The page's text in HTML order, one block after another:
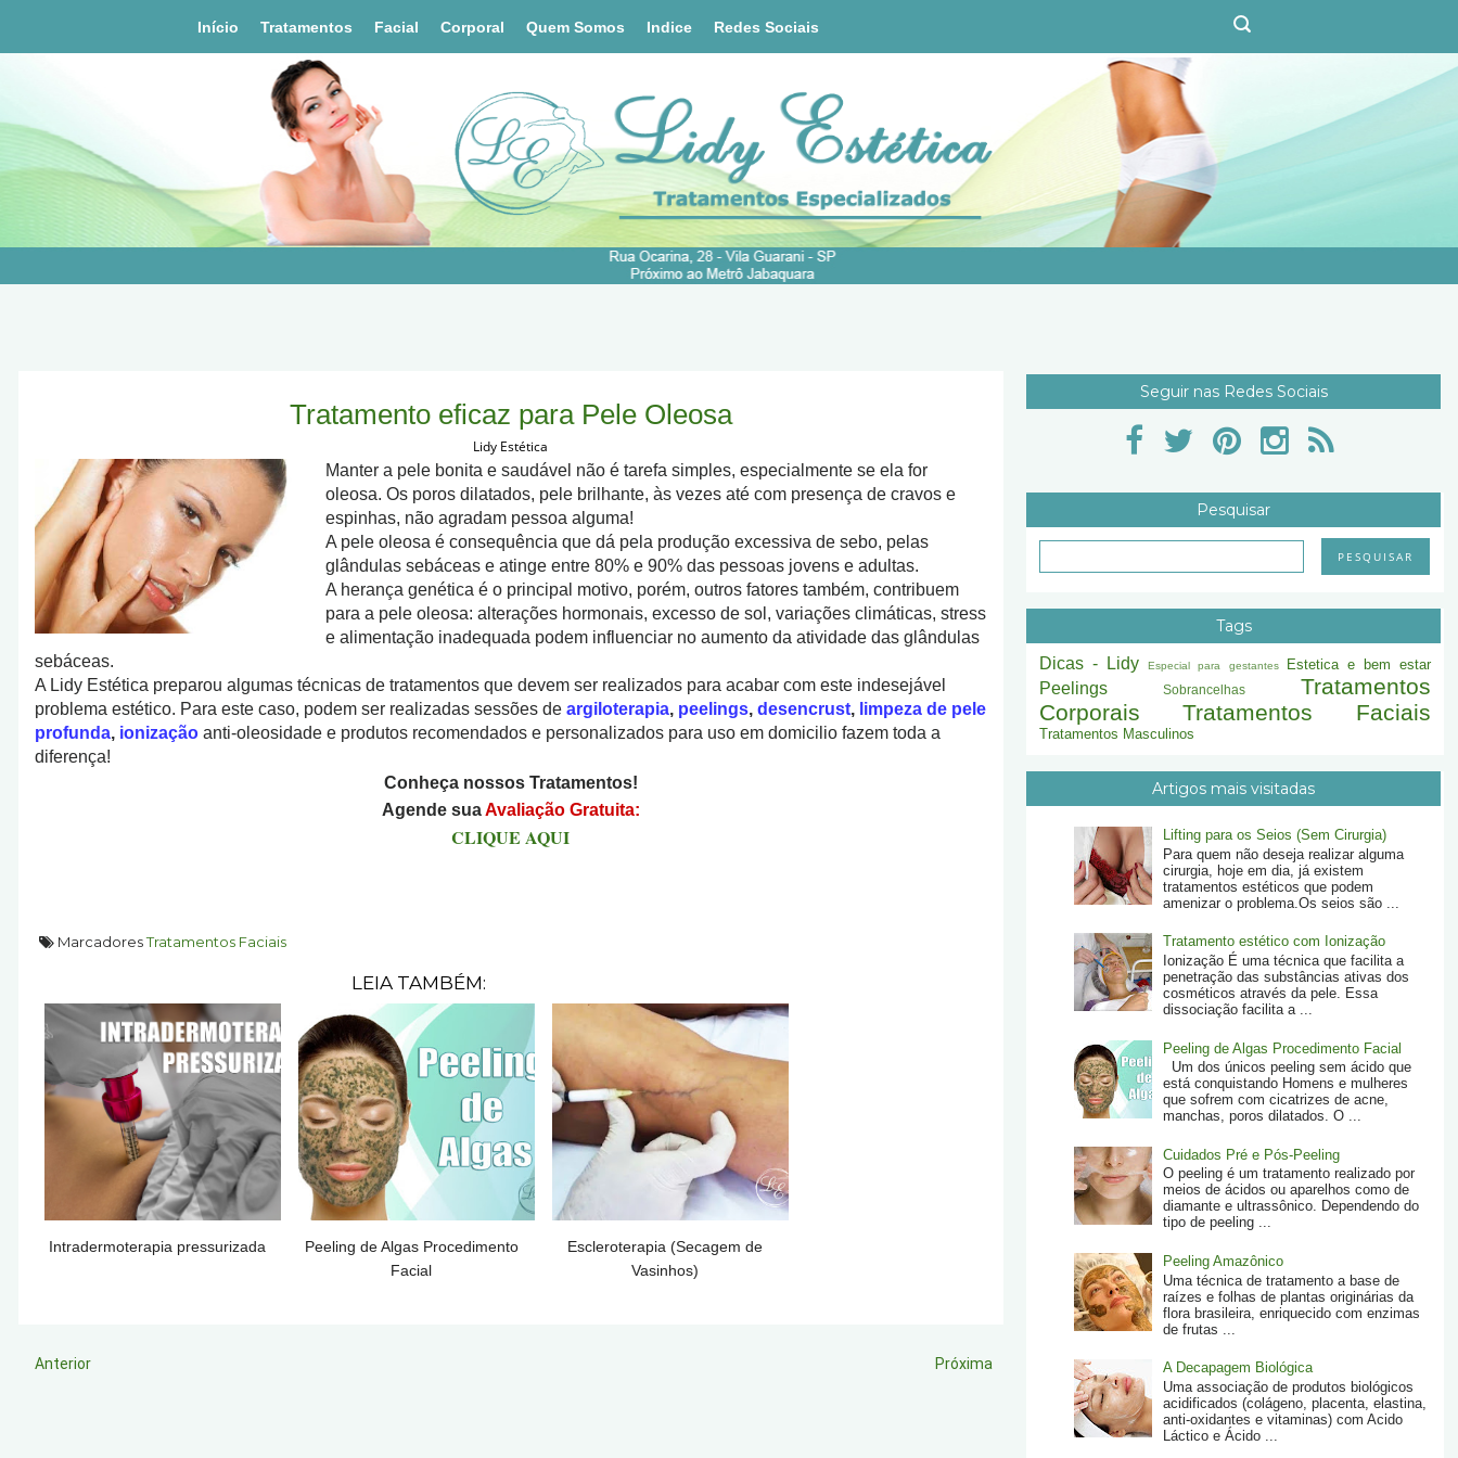
Início Tratamentos Facial Corporal Quem Somos Indice Redes Sociais
Tratamento eficaz para Pele Oleosa
Lidy Estética
Manter a pele bonita e saudável não é tarefa simples, especialmente se ela for
oleosa. Os poros dilatados, pele brilhante, às vezes até com presença de cravos e
espinhas, não agradam pessoa alguma!
A pele oleosa é consequência que dá pela produção excessiva de sebo, pelas
glândulas sebáceas e atinge entre 80% e 90% das pessoas jovens e adultas.
A herança genética é o principal motivo, porém, outros fatores também, contribuem
para a pele oleosa: alterações hormonais, excesso de sol, variações climáticas, stress
e alimentação inadequada podem influenciar no aumento da atividade das glândulas
sebáceas.
A Lidy Estética preparou algumas técnicas de tratamentos que devem ser realizados para acabar com este indesejável
problema estético. Para este caso, podem ser realizadas sessões de argiloterapia, peelings, desencrust, limpeza de pele
profunda, ionização anti-oleosidade e produtos recomendados e personalizados para uso em domicilio fazem toda a
diferença!
Conheça nossos Tratamentos!
Agende suaAvaliação Gratuita:
CLIQUE AQUI
MarcadoresTratamentos Faciais
LEIA TAMBÉM:
Intradermoterapia pressurizada
Peeling de Algas Procedimento
Facial
Escleroterapia (Secagem de
Vasinhos)
Anterior Próxima
Seguir nas Redes Sociais
Pesquisar
Tags
Dicas - Lidy Especial para gestantes Estetica e bem estar
Peelings Sobrancelhas
Tratamentos
Corporais
Tratamentos Faciais
Tratamentos Masculinos
Artigos mais visitadas
Lifting para os Seios (Sem Cirurgia)
Para quem não deseja realizar alguma
cirurgia, hoje em dia, já existem
tratamentos estéticos que podem
amenizar o problema.Os seios são ...
Tratamento estético com Ionização
Ionização É uma técnica que facilita a
penetração das substâncias ativas dos
cosméticos através da pele. Essa
dissociação facilita a ...
Peeling de Algas Procedimento Facial
Um dos únicos peeling sem ácido que
está conquistando Homens e mulheres
que sofrem com cicatrizes de acne,
manchas, poros dilatados. O ...
Cuidados Pré e Pós-Peeling
O peeling é um tratamento realizado por
meios de ácidos ou aparelhos como de
diamante e ultrassônico. Dependendo do
tipo de peeling ...
Peeling Amazônico
Uma técnica de tratamento a base de
raízes e folhas de plantas originárias da
flora brasileira, enriquecido com enzimas
de frutas ...
A Decapagem Biológica
Uma associação de produtos biológicos
acidificados (colágeno, placenta, elastina,
anti-oxidantes e vitaminas) com Acido
Láctico e Ácido ...